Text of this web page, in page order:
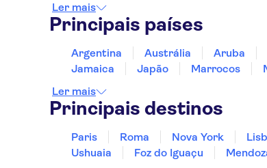
Ler mais
Principais países
Argentina Austrália Aruba
Jamaica
Japão Marrocos
Ler mais
Principais destinos
Paris Roma Nova York
Ushuaia
Foz do Iguaçu